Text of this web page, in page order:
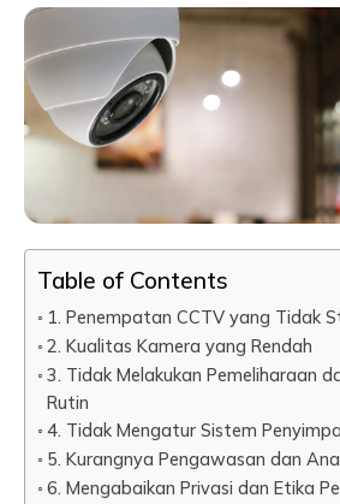
Table of Contents
1. Penempatan CCTV yang Tidak
2. Kualitas Kamera yang Rendah
3. Tidak Melakukan Pemeliharaan
Rutin
4. Tidak Mengatur Sistem
5. Kurangnya Pengawasan dan
6. Mengabaikan Privasi dan Etika